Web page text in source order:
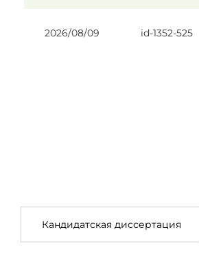
2026/08/09 id-1352-525
Кандидатская диссертация